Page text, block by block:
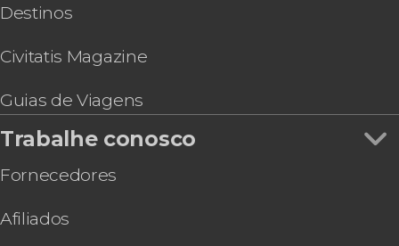
Destinos
Civitatis Magazine
Guias de Viagens
Trabalhe conosco
Fornecedores
Afiliados